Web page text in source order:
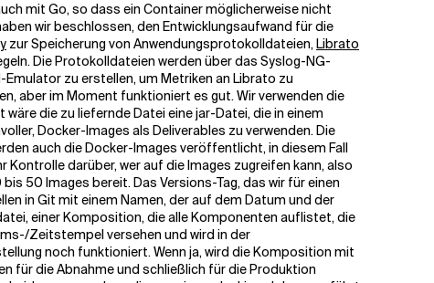
mit Go, so dass ein Container möglicherweise nicht
wir beschlossen, den Entwicklungsaufwand für die
zur Speicherung von Anwendungsprotokolldateien,Librato
Die Protokolldateien werden über das Syslog-NG-
zu erstellen, um Metriken an Librato zu
aber im Moment funktioniert es gut. Wir verwenden die
wäre die zu liefernde Datei eine jar-Datei, die in einem
Docker-Images als Deliverables zu verwenden. Die
auch die Docker-Images veröffentlicht, in diesem Fall
darüber, wer auf die Images zugreifen kann, also
50 Images bereit. Das Versions-Tag, das wir für einen
in Git mit einem Namen, der auf dem Datum und der
einer Komposition, die alle Komponenten auflistet, die
Zeitstempel versehen und wird in der
noch funktioniert. Wenn ja, wird die Komposition mit
für die Abnahme und schließlich für die Produktion